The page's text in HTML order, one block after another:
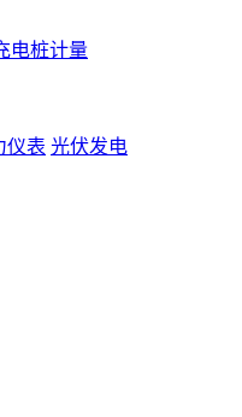
电桩计量
仪表 光伏发电